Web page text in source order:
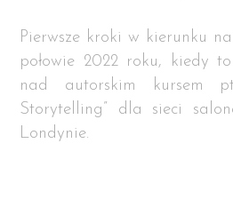
Pierwsze kroki w kierunku
połowie 2022 roku, kiedy
nad autorskim kursem
Storytelling” dla sieci
Londynie.